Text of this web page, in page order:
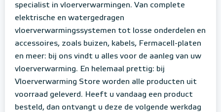
specialist in vloerverwarmingen. Van complete
elektrische en watergedragen
vloerverwarmingssystemen tot losse onderdelen en
accessoires, zoals buizen, kabels, Fermacell-platen
en meer: bij ons vindt u alles voor de aanleg van uw
vloerverwarming. En helemaal prettig: bij
Vloerverwarming Store worden alle producten uit
voorraad geleverd. Heeft u vandaag een product
besteld, dan ontvangt u deze de volgende werkdag